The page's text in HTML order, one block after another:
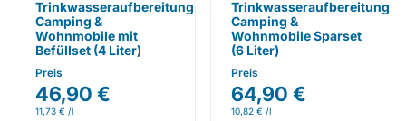
Trinkwasseraufbereitung
Camping &
Wohnmobile mit
Befüllset (4 Liter)
Preis
46,90 €
11,73 € /l
Trinkwasseraufbereitung
Camping &
Wohnmobile Sparset
(6 Liter)
Preis
64,90 €
10,82 € /l